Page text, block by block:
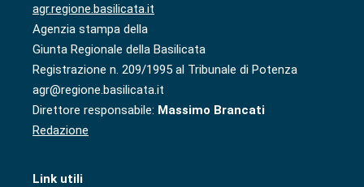
agr.regione.basilicata.it
Agenzia stampa della
Giunta Regionale della Basilicata
Registrazione n. 209/1995 al Tribunale di Potenza
agr@regione.basilicata.it
Direttore responsabile: Massimo Brancati
Redazione
Link utili